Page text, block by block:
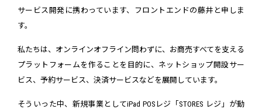
サービス開発に携わっています、フロントエンドの藤井と申しま
す。
私たちは、オンラインオフライン問わずに、お商売すべてを支える
プラットフォームを作ることを目的に、ネットショップ開設サー
ビス、予約サービス、決済サービスなどを展開しています。
そういった中、新規事業としてiPad POSレジ「STORES レジ」が動